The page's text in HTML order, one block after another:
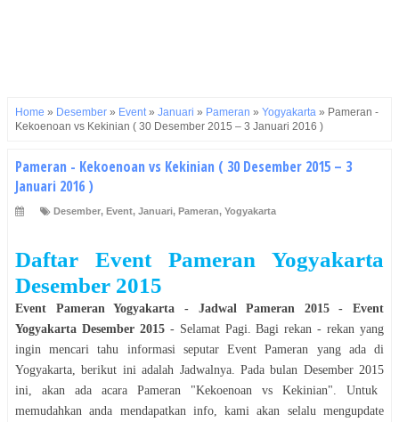
Home » Desember » Event» Januari » Pameran » Yogyakarta » Pameran -
Kekoenoan vs Kekinian ( 30 Desember 2015 – 3 Januari 2016 )
Pameran - Kekoenoan vs Kekinian ( 30 Desember 2015 – 3
Januari 2016 )
Desember, Event, Januari, Pameran, Yogyakarta
Daftar Event Pameran
Yogyakarta
Desember 2015
Event Pameran Yogyakarta - JadwalPameran 2015- Event
Yogyakarta Desember 2015- Selamat Pagi . Bagi rekan - rekan yang
ingin mencari tahu informasi seputar EventPameran yang ada di
Yogyakarta , berikut ini adalah Jadwalnya. Pada bulan Desember 2015
ini, akan ada acara Pameran "Kekoenoan vs Kekinian". Untuk
memudahkan anda mendapatkan info, kami akan selalu mengupdate